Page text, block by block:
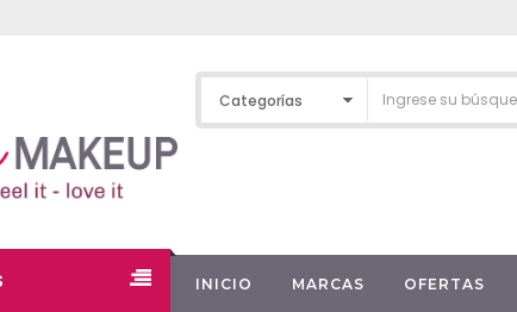
INICIO MARCAS OFERTAS